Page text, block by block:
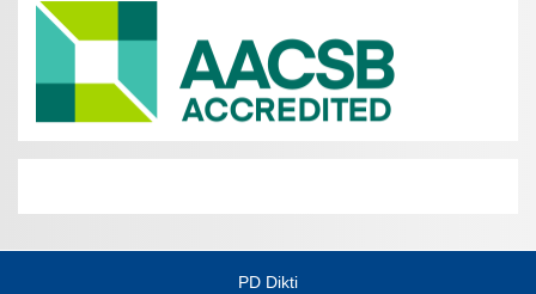
PD Dikti